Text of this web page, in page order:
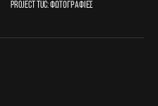
Project TUC: Φωτογραφίες